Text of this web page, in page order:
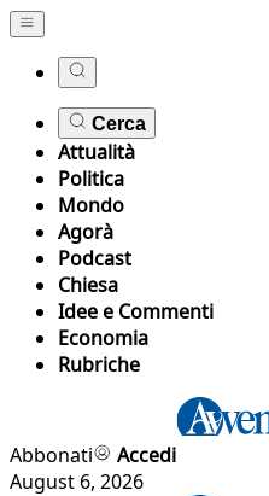
Cerca
Attualità
Politica
Mondo
Agorà
Podcast
Chiesa
Idee e Commenti
Economia
Rubriche
Abbonati
Accedi
August 6, 2026